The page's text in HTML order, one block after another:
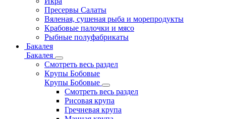
Пресервы Салаты
Вяленая, сушеная рыба и морепродукты
Крабовые палочки и мясо
Рыбные полуфабрикаты
Бакалея
Бакалея
Смотреть весь раздел
Крупы Бобовые
Крупы Бобовые
Смотреть весь раздел
Рисовая крупа
Гречневая крупа